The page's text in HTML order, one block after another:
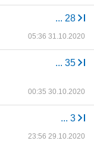
... 28
05:36 31.10.2020
... 35
00:35 30.10.2020
... 3
23:56 29.10.2020